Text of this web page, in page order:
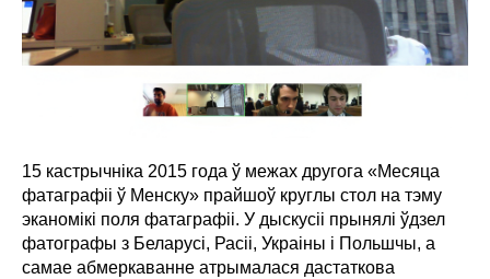
15 кастрычніка 2015 года ў межах другога «Месяца
фатаграфіі ў Менску» прайшоў круглы стол на тэму
эканомікі поля фатаграфіі. У дыскусіі прынялі ўдзел
фатографы з Беларусі, Расіі, Украіны і Польшчы, а
самае абмеркаванне атрымалася дастаткова